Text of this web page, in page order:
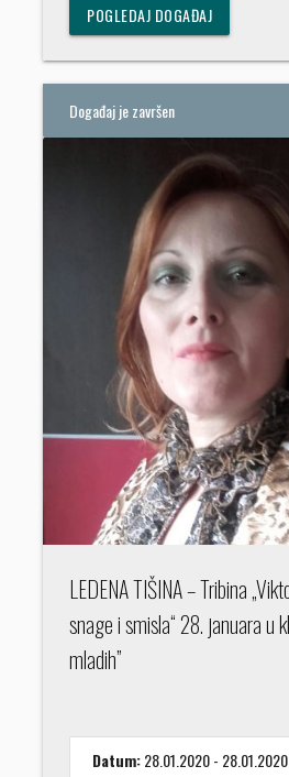
POGLEDAJ DOGAĐAJ
Događaj je završen
LEDENA TIŠINA – Tribina
snage i smisla“ 28. januara u
mladih”
Datum:28.01.2020 -